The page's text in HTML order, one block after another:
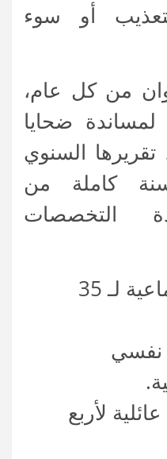
أو سوء
في 26 جوان من كل عام،
لمساندة ضحايا
السنوي
كاملة من
التخصصات
المساعدة الاجتماعية لـ 35
نفسي
عائلية لأربع